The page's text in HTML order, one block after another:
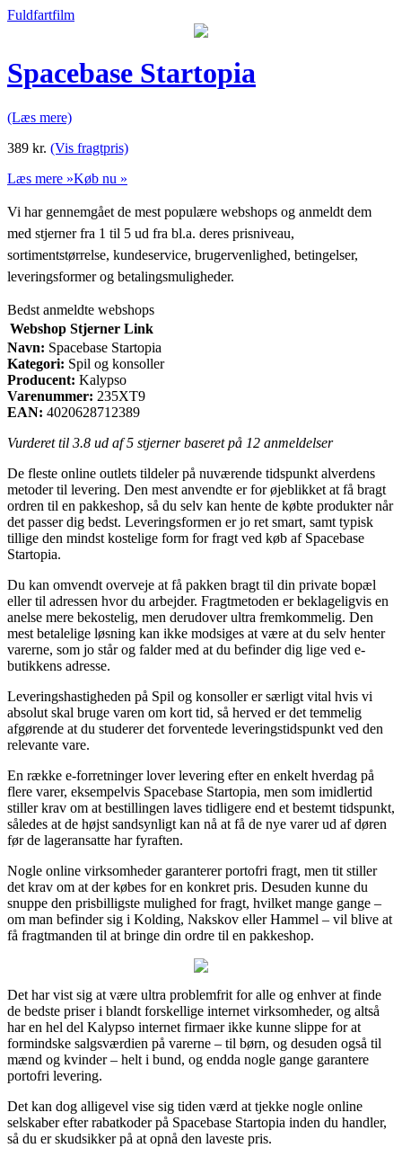
Fuldfartfilm
Spacebase Startopia
(Læs mere)
389 kr. (Vis fragtpris)
Læs mere »Køb nu »
Vi har gennemgået de mest populære webshops og anmeldt dem
med stjerner fra 1 til 5 ud fra bl.a. deres prisniveau,
sortimentstørrelse, kundeservice, brugervenlighed, betingelser,
leveringsformer og betalingsmuligheder.
Bedst anmeldte webshops
Webshop Stjerner Link
Navn: Spacebase Startopia
Kategori: Spil og konsoller
Producent: Kalypso
Varenummer: 235XT9
EAN: 4020628712389
Vurderet til 3.8 ud af 5 stjerner baseret på 12 anmeldelser
De fleste online outlets tildeler på nuværende tidspunkt alverdens
metoder til levering. Den mest anvendte er for øjeblikket at få bragt
ordren til en pakkeshop, så du selv kan hente de købte produkter når
det passer dig bedst. Leveringsformen er jo ret smart, samt typisk
tillige den mindst kostelige form for fragt ved køb af Spacebase
Startopia.
Du kan omvendt overveje at få pakken bragt til din private bopæl
eller til adressen hvor du arbejder. Fragtmetoden er beklageligvis en
anelse mere bekostelig, men derudover ultra fremkommelig. Den
mest betalelige løsning kan ikke modsiges at være at du selv henter
varerne, som jo står og falder med at du befinder dig lige ved e-
butikkens adresse.
Leveringshastigheden på Spil og konsoller er særligt vital hvis vi
absolut skal bruge varen om kort tid, så herved er det temmelig
afgørende at du studerer det forventede leveringstidspunkt ved den
relevante vare.
En række e-forretninger lover levering efter en enkelt hverdag på
flere varer, eksempelvis Spacebase Startopia, men som imidlertid
stiller krav om at bestillingen laves tidligere end et bestemt tidspunkt,
således at de højst sandsynligt kan nå at få de nye varer ud af døren
før de lageransatte har fyraften.
Nogle online virksomheder garanterer portofri fragt, men tit stiller
det krav om at der købes for en konkret pris. Desuden kunne du
snuppe den prisbilligste mulighed for fragt, hvilket mange gange –
om man befinder sig i Kolding, Nakskov eller Hammel – vil blive at
få fragtmanden til at bringe din ordre til en pakkeshop.
Det har vist sig at være ultra problemfrit for alle og enhver at finde
de bedste priser i blandt forskellige internet virksomheder, og altså
har en hel del Kalypso internet firmaer ikke kunne slippe for at
formindske salgsværdien på varerne – til børn, og desuden også til
mænd og kvinder – helt i bund, og endda nogle gange garantere
portofri levering.
Det kan dog alligevel vise sig tiden værd at tjekke nogle online
selskaber efter rabatkoder på Spacebase Startopia inden du handler,
så du er skudsikker på at opnå den laveste pris.